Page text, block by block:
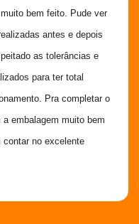
bem feito. Pude ver
antes e depois
as tolerâncias e
para ter total
Pra completar o
embalagem muito bem
contar no excelente